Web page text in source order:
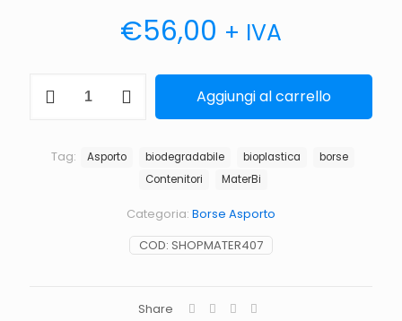
€56,00 + IVA
MaterBi
Aggiungi al carrello
COD: SHOPMATER407
Categoria: Borse Asporto
Tag: Asporto biodegradabile bioplastica
borse
Contenitori
MaterBi
Share